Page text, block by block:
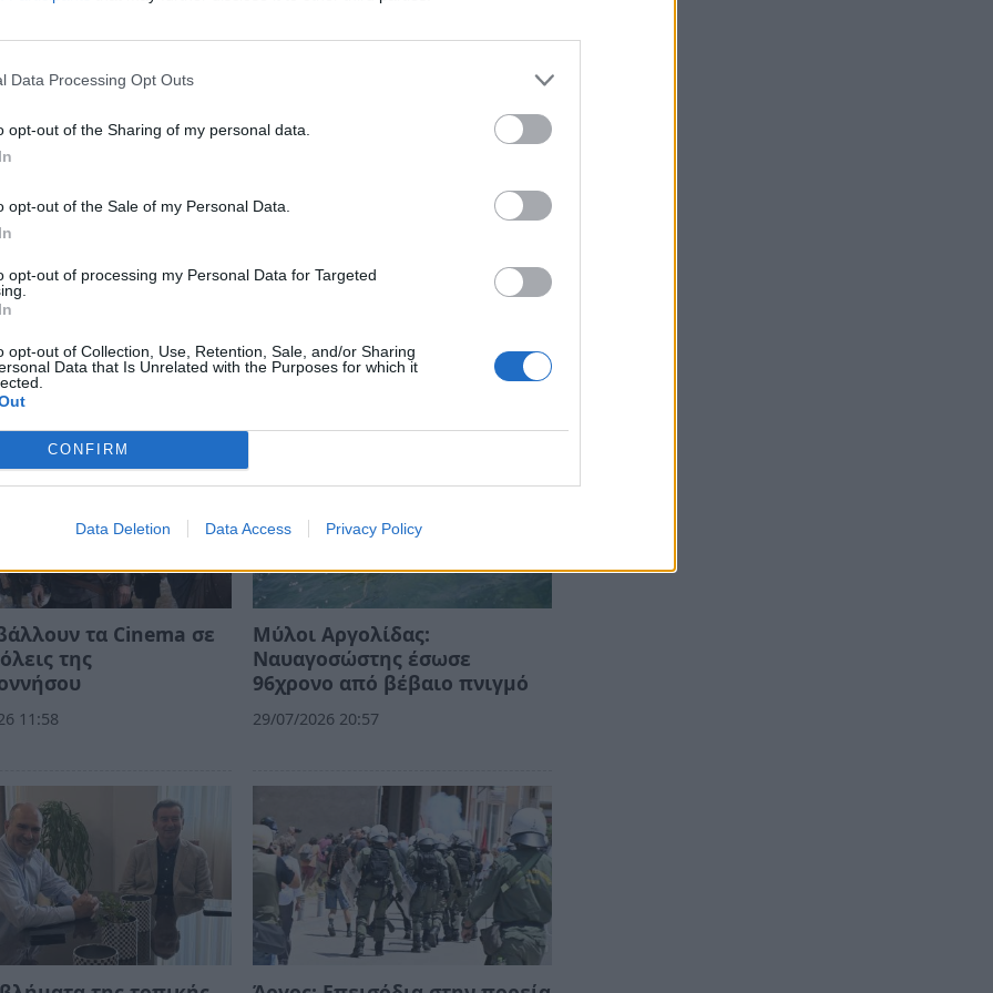
Data Processing Opt Outs
opt-out of the Sharing of my personal data.
opt-out of the Sale of my Personal Data.
opt-out of processing my Personal Data for Targeted
opt-out of Collection, Use, Retention, Sale, and/or Sharing
Data that Is Unrelated with the Purposes for which it
CONFIRM
Data Deletion Data Access Privacy Policy
14 Απριλίου 2023 στις 21:00 το βράδυ
Πέτρο Γαϊτάνο σε μια βραδιά βαθιάς
Ο κορυφαίος ψαλμωδός Πέτρος Γαϊτάνος
σε μια κατανυκτική ατμόσφαιρα κατά
και μάθετε πρώτοιόλες τις ειδήσεις
τα Cinema σε
της
11:58
Μύλοι Αργολίδας:
Ναυαγοσώστης έσωσε
96χρονο από βέβαιο πνιγμό
29/07/2026 20:57